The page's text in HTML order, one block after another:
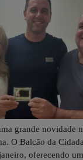
grande novidade
O Balcão da
oferecendo